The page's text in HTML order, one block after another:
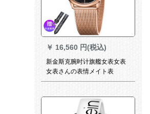
￥ 16,560 円(税込)
新金斯克腕时计旗艦女表女表
女表さんの表情メイト表
Minimal siries K 3 M 226 21バ